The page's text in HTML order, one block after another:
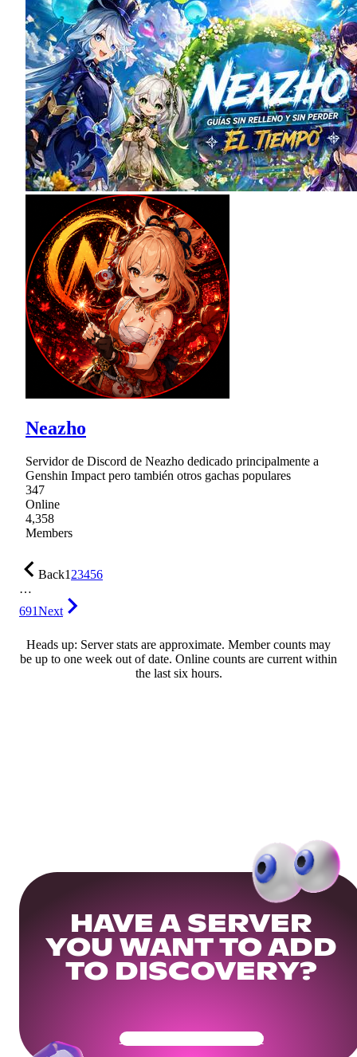
Neazho
Servidor de Discord de Neazho dedicado principalmente a
Genshin Impact pero también otros gachas populares
347
Online
4,358
Members
Back123456
…
691Next
Heads up: Server stats are approximate. Member counts may
be up to one week out of date. Online counts are current within
the last six hours.
HAVE A SERVER
YOU WANT TO ADD
TO DISCOVERY?
Get Your Community Ready